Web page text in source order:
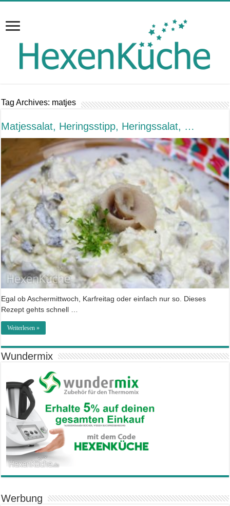
Tag Archives: matjes
Matjessalat, Heringsstipp, Heringssalat, …
Egal ob Aschermittwoch, Karfreitag oder einfach nur so. Dieses
Rezept gehts schnell …
Weiterlesen »
Wundermix
Werbung